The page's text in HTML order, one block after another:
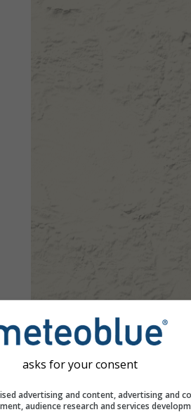
asks for your consent
advertising and content, advertising and
audience research and services